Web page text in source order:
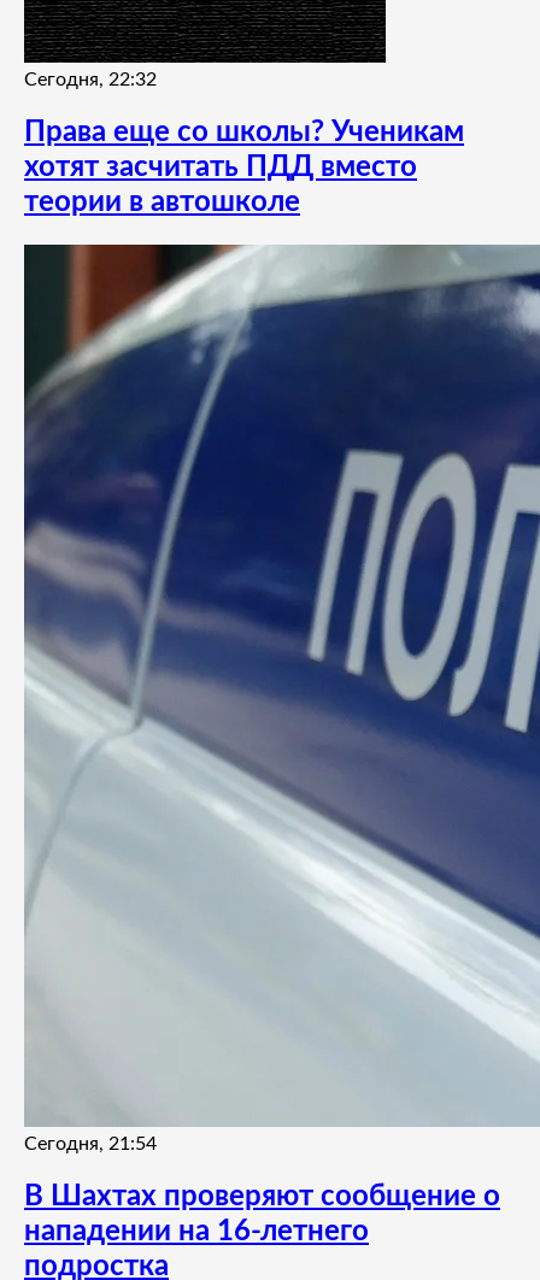
Сегодня, 22:32
Права еще со школы? Ученикам
хотят засчитать ПДД вместо
теории в автошколе
Сегодня, 21:54
В Шахтах проверяют сообщение о
нападении на 16-летнего
подростка